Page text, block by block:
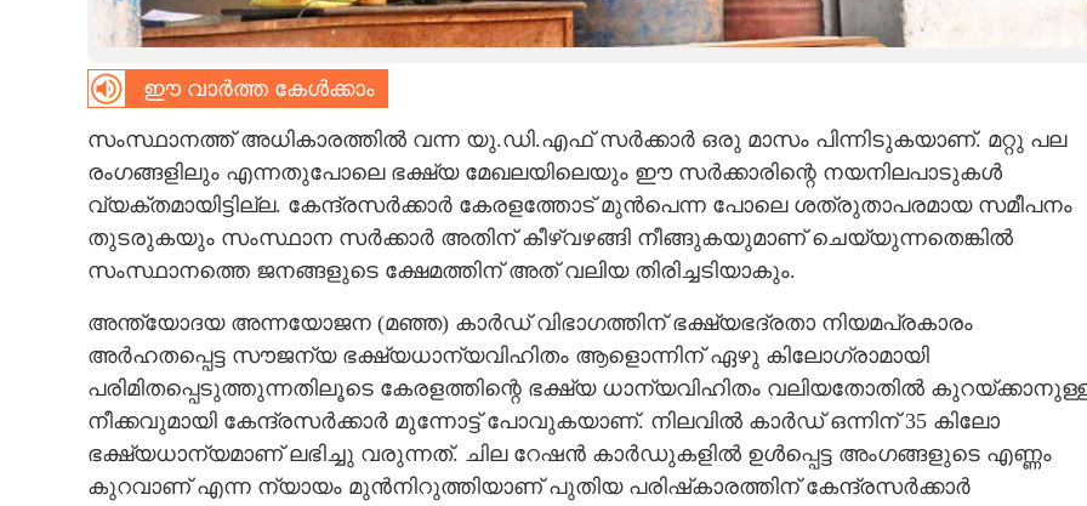
LITERATURE
ഈ വാർത്ത കേൾക്കാം
സംസ്ഥാനത്ത് അധികാരത്തിൽ വന്ന യു.ഡി.എഫ് സർക്കാർ ഒരു മാസം പിന്നിടുകയാണ്. മറ്റു പല
രംഗങ്ങളിലും എന്നതുപോലെ ഭക്ഷ്യ മേഖലയിലെയും ഈ സർക്കാരിന്റെ നയനിലപാടുകൾ
വ്യക്തമായിട്ടില്ല. കേന്ദ്രസർക്കാർ കേരളത്തോട് മുൻപെന്ന പോലെ ശത്രുതാപരമായ സമീപനം
തുടരുകയും സംസ്ഥാന സർക്കാർ അതിന് കീഴ്‌‌വഴങ്ങി നീങ്ങുകയുമാണ് ചെയ്യുന്നതെങ്കിൽ
സംസ്ഥാനത്തെ ജനങ്ങളുടെ ക്ഷേമത്തിന് അത് വലിയ തിരിച്ചടിയാകും.
അന്ത്യോദയ അന്നയോജന (മഞ്ഞ) കാർഡ് വിഭാഗത്തിന് ഭക്ഷ്യഭദ്രതാ നിയമപ്രകാരം
അർഹതപ്പെട്ട സൗജന്യ ഭക്ഷ്യധാന്യവിഹിതം ആളൊന്നിന് ഏഴു കിലോഗ്രാമായി
പരിമിതപ്പെടുത്തുന്നതിലൂടെ കേരളത്തിന്റെ ഭക്ഷ്യ ധാന്യവിഹിതം വലിയതോതിൽ
നീക്കവുമായി കേന്ദ്രസർക്കാർ മുന്നോട്ട് പോവുകയാണ്. നിലവിൽ കാർഡ് ഒന്നിന് 35 കിലോ
ഭക്ഷ്യധാന്യമാണ് ലഭിച്ചു വരുന്നത്. ചില റേഷൻ കാർഡുകളിൽ ഉൾപ്പെട്ട അംഗങ്ങളുടെ എണ്ണം
കുറവാണ് എന്ന ന്യായം മുൻനിറുത്തിയാണ് പുതിയ പരിഷ്‌കാരത്തിന് കേന്ദ്രസർക്കാർ